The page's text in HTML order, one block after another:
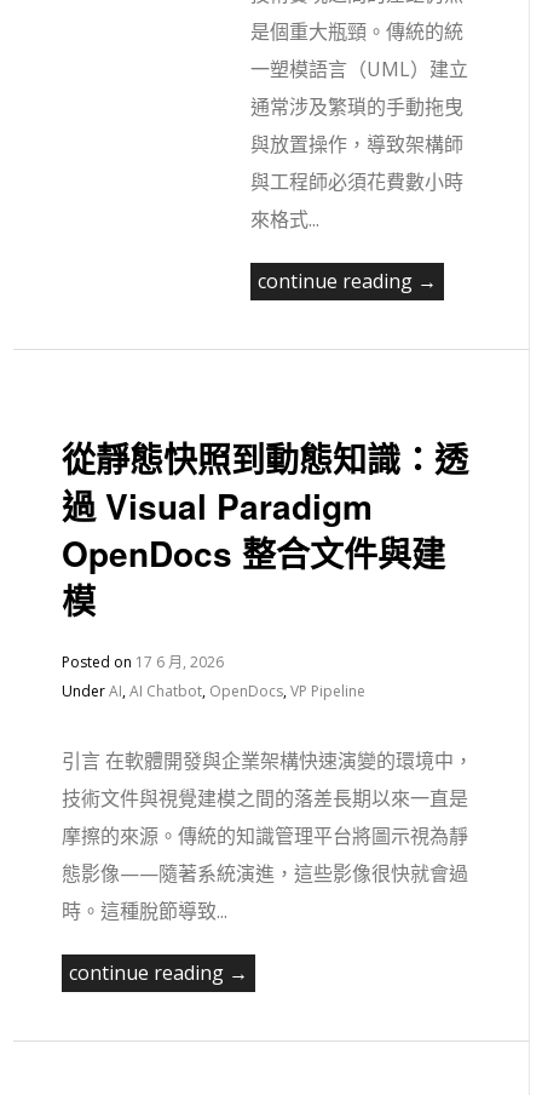
是個重大瓶頸。傳統的統
一塑模語言（UML）建立
通常涉及繁瑣的手動拖曳
與放置操作，導致架構師
與工程師必須花費數小時
來格式...
continue reading →
從靜態快照到動態知識：透
過 Visual Paradigm
OpenDocs 整合文件與建
模
Posted on 17 6 月, 2026
UnderAI,AI Chatbot, OpenDocs,VP Pipeline
引言 在軟體開發與企業架構快速演變的環境中，
技術文件與視覺建模之間的落差長期以來一直是
摩擦的來源。傳統的知識管理平台將圖示視為靜
態影像——隨著系統演進，這些影像很快就會過
時。這種脫節導致...
continue reading →